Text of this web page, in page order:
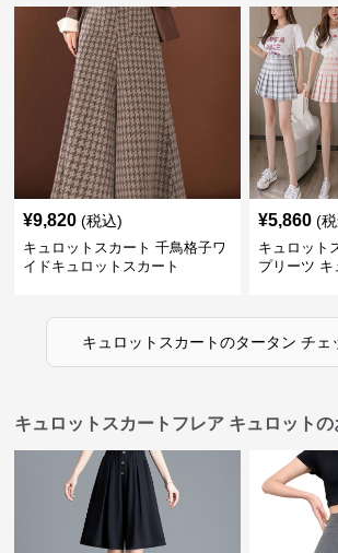
¥9,820 (税込)
キュロットスカート 千鳥格子ワ
イドキュロットスカート
¥5,860 (
キュロット
プリーツ キ
キュロットスカートのタータン チェ
キュロットスカートフレア キュロット